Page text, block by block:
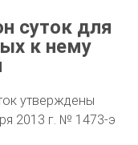
суток для
к нему
утверждены
2013 г. № 1473-э